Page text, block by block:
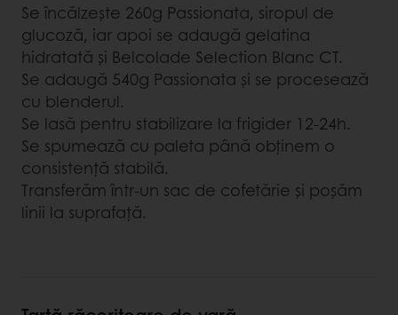
Se încălzeşte 260g Passionata, siropul de
glucoză, iar apoi se adaugă gelatina
hidratată și Belcolade Selection Blanc CT.
Se adaugă 540g Passionata și se procesează
cu blenderul.
Se lasă pentru stabilizare la frigider 12-24h.
Se spumează cu paleta până obținem o
consistență stabilă.
Transferăm într-un sac de cofetărie și poșăm
linii la suprafață.